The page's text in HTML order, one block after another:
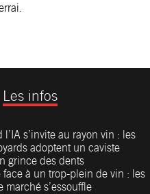
Les infos
l’IA s’invite au rayon vin : les
adoptent un caviste
grince des dents
face à un trop-plein de vin : les
marché s’essouffle